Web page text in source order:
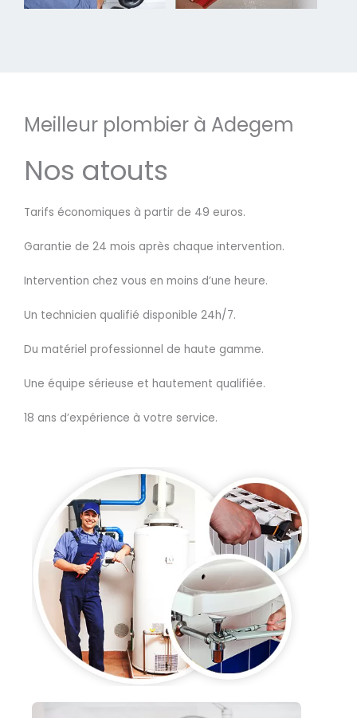
Meilleur plombier à Adegem
Nos atouts
Tarifs économiques à partir de 49 euros.
Garantie de 24 mois après chaque intervention.
Intervention chez vous en moins d’une heure.
Un technicien qualifié disponible 24h/7.
Du matériel professionnel de haute gamme.
Une équipe sérieuse et hautement qualifiée.
18 ans d’expérience à votre service.